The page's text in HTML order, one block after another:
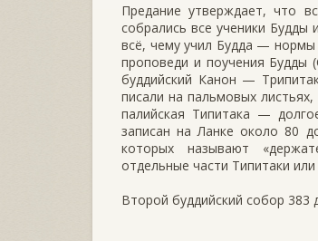
Предание утверждает, что
собрались все ученики
всё, чему учил Будда — нормы
проповеди и поучения Будды
буддийский Канон —
писали на пальмовых
палийская Типитака —
записан на Ланке около 80
которых называют
отдельные части Типитаки
Второй буддийский cобор 383